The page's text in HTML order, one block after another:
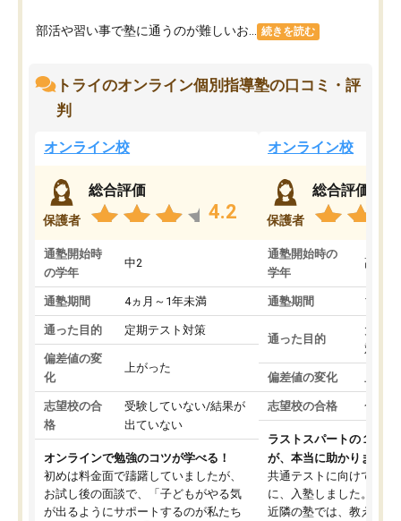
部活や習い事で塾に通うのが難しいお... 続きを読む
トライのオンライン個別指導塾の口コミ・評
判
オンライン校
保護者
総合評価
4.2
通塾開始時
の学年
中2
通塾期間 4ヵ月～1年未満
通った目的 定期テスト対策
偏差値の変
化
上がった
志望校の合
格
受験していない/結果が
出ていない
オンラインで勉強のコツが学べる！
初めは料金面で躊躇していましたが、
お試し後の面談で、「子どもがやる気
が出るようにサポートするのが私たち
オンライン校
保護者
総合評価
通塾開始時の
学年
高3
通塾期間 1～3
通った目的
大学
対策
偏差値の変化
志望校の合格 合格
ラストスパートの１か月
が、本当に助かりました
共通テストに向けての追
に、入塾しました。田舎
近隣の塾では、教えても